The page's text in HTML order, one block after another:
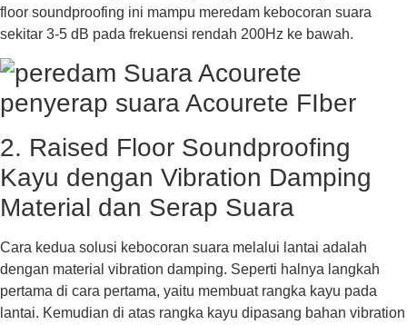
floor soundproofing ini mampu meredam kebocoran suara
sekitar 3-5 dB pada frekuensi rendah 200Hz ke bawah.
2. Raised Floor Soundproofing
Kayu dengan Vibration Damping
Material dan Serap Suara
Cara kedua solusi kebocoran suara melalui lantai adalah
dengan material vibration damping. Seperti halnya langkah
pertama di cara pertama, yaitu membuat rangka kayu pada
lantai. Kemudian di atas rangka kayu dipasang bahan vibration